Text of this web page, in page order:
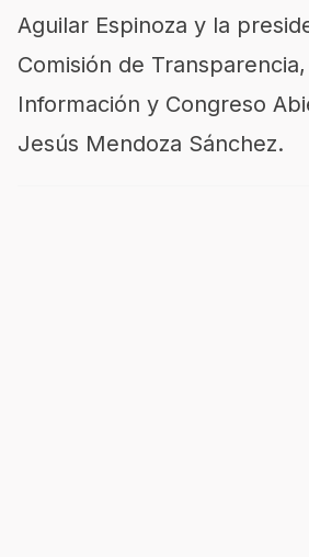
Aguilar Espinoza y la
Comisión de
Información y Congreso
Jesús Mendoza Sánchez.